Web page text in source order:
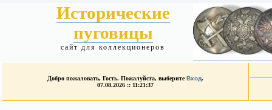
Исторические
пуговицы
сайт для коллекционеров
Добро пожаловать, Гость. Пожалуйста, выберитеВход.
07.08.2026 :: 11:21:37